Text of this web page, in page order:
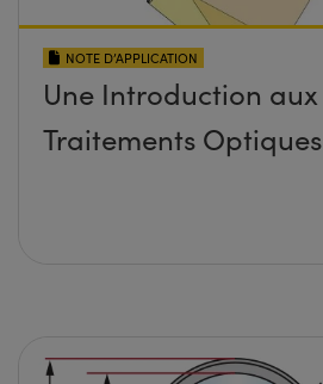
NOTE D’APPLICATION
Une Introduction aux
Traitements Optiques